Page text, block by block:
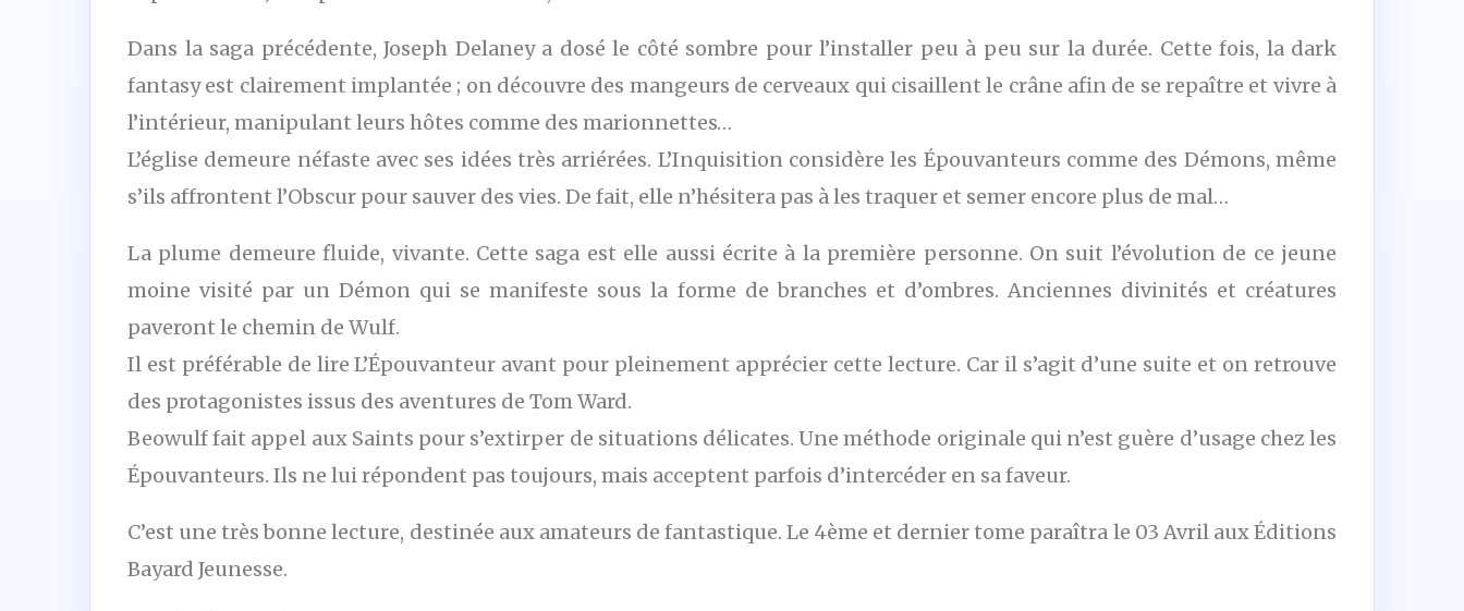
Dans la saga précédente, Joseph Delaney a dosé le côté sombre pour l’installer peu à peu sur la durée. Cette fois, la dark
fantasy est clairement implantée ; on découvre des mangeurs de cerveaux qui cisaillent le crâne afin de se repaître et vivre à
l’intérieur, manipulant leurs hôtes comme des marionnettes…
L’église demeure néfaste avec ses idées très arriérées. L’Inquisition considère les Épouvanteurs comme des Démons, même
s’ils affrontent l’Obscur pour sauver des vies. De fait, elle n’hésitera pas à les traquer et semer encore plus de mal…
La plume demeure fluide, vivante. Cette saga est elle aussi écrite à la première personne. On suit l’évolution de ce jeune
moine visité par un Démon qui se manifeste sous la forme de branches et d’ombres. Anciennes divinités et créatures
paveront le chemin de Wulf.
Il est préférable de lire L’Épouvanteur avant pour pleinement apprécier cette lecture. Car il s’agit d’une suite et on retrouve
des protagonistes issus des aventures de Tom Ward.
Beowulf fait appel aux Saints pour s’extirper de situations délicates. Une méthode originale qui n’est guère d’usage chez les
Épouvanteurs. Ils ne lui répondent pas toujours, mais acceptent parfois d’intercéder en sa faveur.
C’est une très bonne lecture, destinée aux amateurs de fantastique. Le 4ème et dernier tome paraîtra le 03 Avril aux Éditions
Bayard Jeunesse.